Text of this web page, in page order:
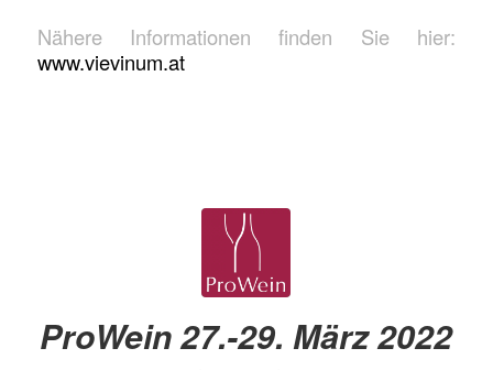
Nähere Informationen finden Sie hier:
www.vievinum.at
ProWein 27.-29. März 2022